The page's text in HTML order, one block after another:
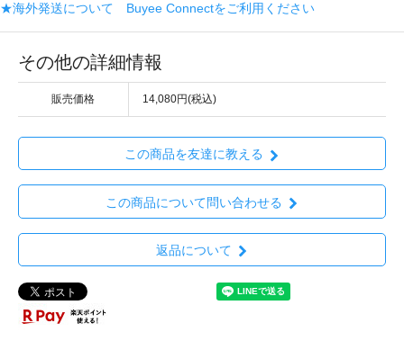
★海外発送について Buyee Connectをご利用ください
その他の詳細情報
販売価格 14,080円(税込)
この商品を友達に教える
この商品について問い合わせる
返品について